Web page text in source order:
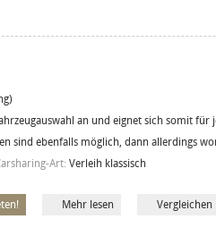
an und eignet sich somit für
sind ebenfalls möglich, dann allerdings
Art: Verleih klassisch
Mehr lesen Vergleichen